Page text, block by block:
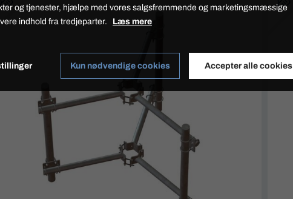
og tjenester, hjælpe med vores salgsfremmende og marketingsmæssige
indhold fra tredjeparter. Læs mere
Kun nødvendige cookies Accepter alle cookies